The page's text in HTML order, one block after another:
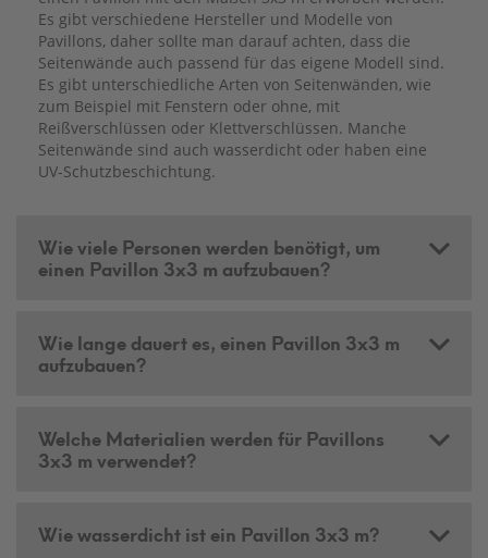
Es gibt verschiedene Hersteller und Modelle von
Pavillons, daher sollte man darauf achten, dass die
Seitenwände auch passend für das eigene Modell sind.
Es gibt unterschiedliche Arten von Seitenwänden, wie
zum Beispiel mit Fenstern oder ohne, mit
Reißverschlüssen oder Klettverschlüssen. Manche
Seitenwände sind auch wasserdicht oder haben eine
UV-Schutzbeschichtung.
Wie viele Personen werden benötigt, um
einen Pavillon 3x3 m aufzubauen?
Wie lange dauert es, einen Pavillon 3x3 m
aufzubauen?
Welche Materialien werden für Pavillons
3x3 m verwendet?
Wie wasserdicht ist ein Pavillon 3x3 m?